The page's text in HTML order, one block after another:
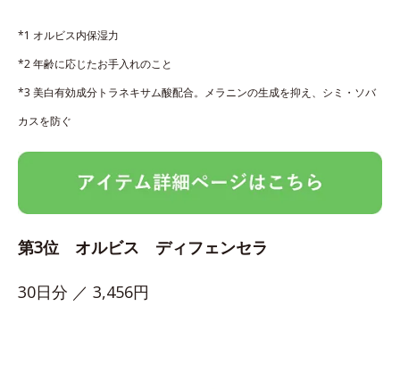
*1 オルビス内保湿力
*2 年齢に応じたお手入れのこと
*3 美白有効成分トラネキサム酸配合。メラニンの生成を抑え、シミ・ソバ
カスを防ぐ
第3位 オルビス ディフェンセラ
30日分 ／ 3,456円